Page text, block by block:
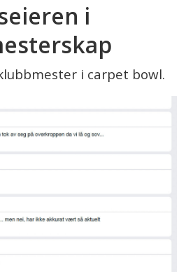
i
i carpet bowl.